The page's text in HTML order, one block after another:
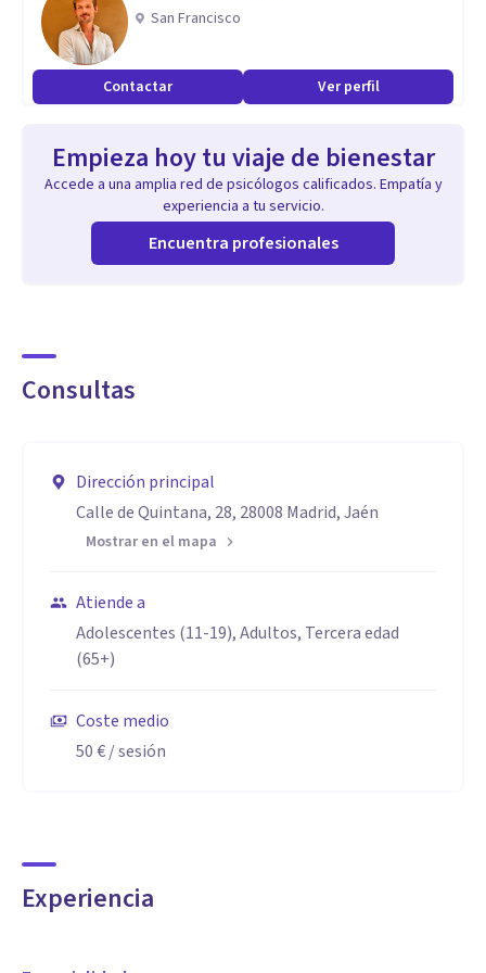
San Francisco
Contactar Ver perfil
Empieza hoy tu viaje de bienestar
Accede a una amplia red de psicólogos calificados. Empatía y
experiencia a tu servicio.
Encuentra profesionales
Consultas
Dirección principal
Calle de Quintana, 28, 28008 Madrid, Jaén
Mostrar en el mapa
Atiende a
Adolescentes (11-19), Adultos, Tercera edad
(65+)
Coste medio
50 €/ sesión
Experiencia